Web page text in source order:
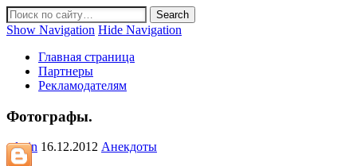
Show Navigation Hide Navigation
Главная страница
Партнеры
Рекламодателям
Фотографы.
admin 16.12.2012 Анекдоты